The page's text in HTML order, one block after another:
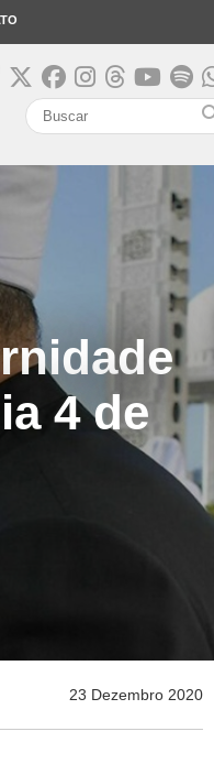
4 de
23 Dezembro 2020